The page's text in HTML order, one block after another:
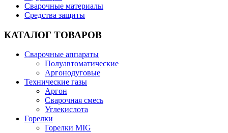
Сварочные материалы
Средства защиты
КАТАЛОГ ТОВАРОВ
Сварочные аппараты
Полуавтоматические
Аргонодуговые
Технические газы
Аргон
Сварочная смесь
Углекислота
Горелки
Горелки MIG